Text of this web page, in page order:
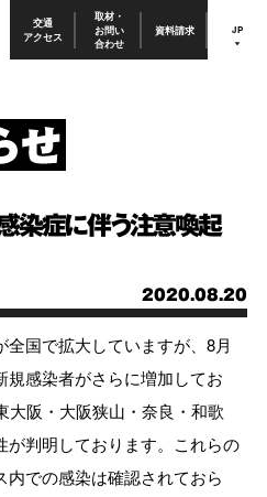
交通
アクセス
取材・
お問い
合わせ
資料請求 JP
染症に伴う注意喚起
2020.08.20
国で拡大していますが、8月
感染者がさらに増加してお
大阪・大阪狭山・奈良・和歌
が判明しております。これらの
での感染は確認されておら